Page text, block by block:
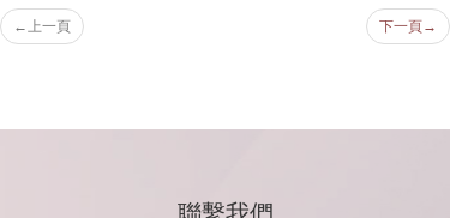
←上一頁 下一頁→